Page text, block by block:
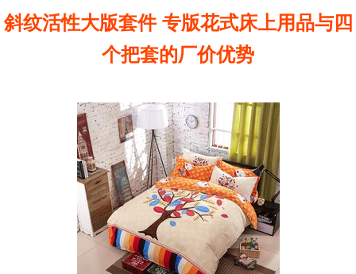
斜纹活性大版套件 专版花式床上用品与四
个把套的厂价优势